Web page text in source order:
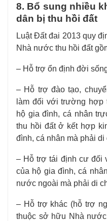
8. Bổ sung nhiều
dân bị thu hồi đất
Luật Đất đai 2013 quy
Nhà nước thu hồi đất
– Hỗ trợ ổn định đời
– Hỗ trợ đào tạo,
làm đối với trường hợp
hộ gia đình, cá nhân
thu hồi đất ở kết hợp
đình, cá nhân mà phải
– Hỗ trợ tái định cư đối
của hộ gia đình, cá
nước ngoài mà phải di
– Hỗ trợ khác (hỗ trợ
thuộc sở hữu Nhà